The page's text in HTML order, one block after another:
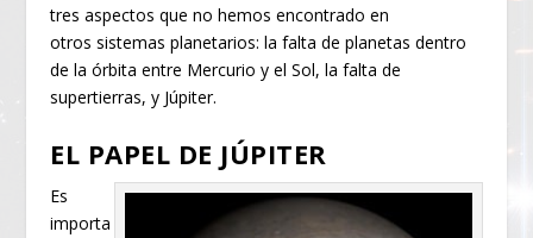
tres aspectos que no hemos encontrado en
otros sistemas planetarios: la falta de planetas dentro
de la órbita entre Mercurio y el Sol, la falta de
supertierras, y Júpiter.
EL PAPEL DE JÚPITER
Es
importa